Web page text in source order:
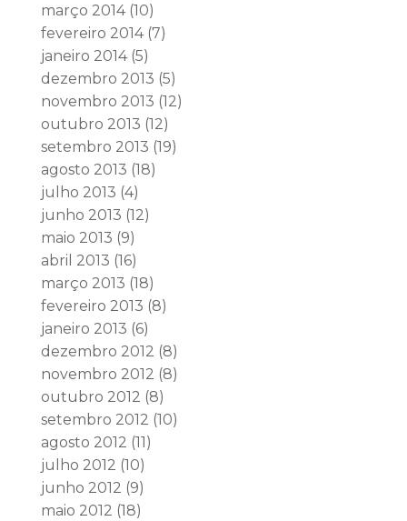
março 2014(10)
fevereiro 2014(7)
janeiro 2014(5)
dezembro 2013 (5)
novembro 2013 (12)
outubro 2013 (12)
setembro 2013 (19)
agosto 2013 (18)
julho 2013 (4)
junho 2013 (12)
maio 2013 (9)
abril 2013 (16)
março 2013 (18)
fevereiro 2013 (8)
janeiro 2013 (6)
dezembro 2012 (8)
novembro 2012 (8)
outubro 2012 (8)
setembro 2012 (10)
agosto 2012 (11)
julho 2012 (10)
junho 2012 (9)
maio 2012 (18)